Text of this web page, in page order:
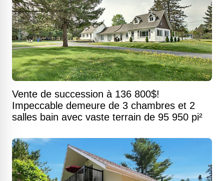
Vente de succession à 136 800$!
Impeccable demeure de 3 chambres et 2
salles bain avec vaste terrain de 95 950 pi²